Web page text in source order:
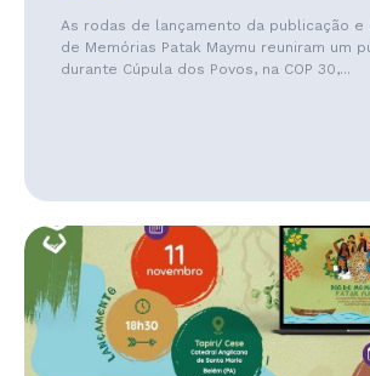
As rodas de lançamento da publicação e
de Memórias Patak Maymu reuniram um
durante Cúpula dos Povos, na COP 30,...